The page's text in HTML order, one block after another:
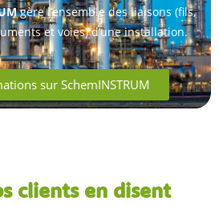
gère l’ensemble des liaisons (fils,
et voies) d’une installation.
sur SchemINSTRUM
clients en disent